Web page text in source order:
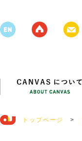
トップページ >